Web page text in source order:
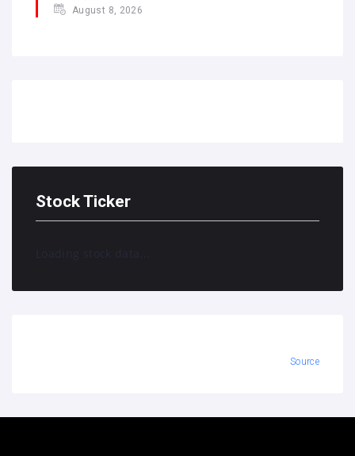
August 8, 2026
Stock Ticker
Loading stock data...
Source